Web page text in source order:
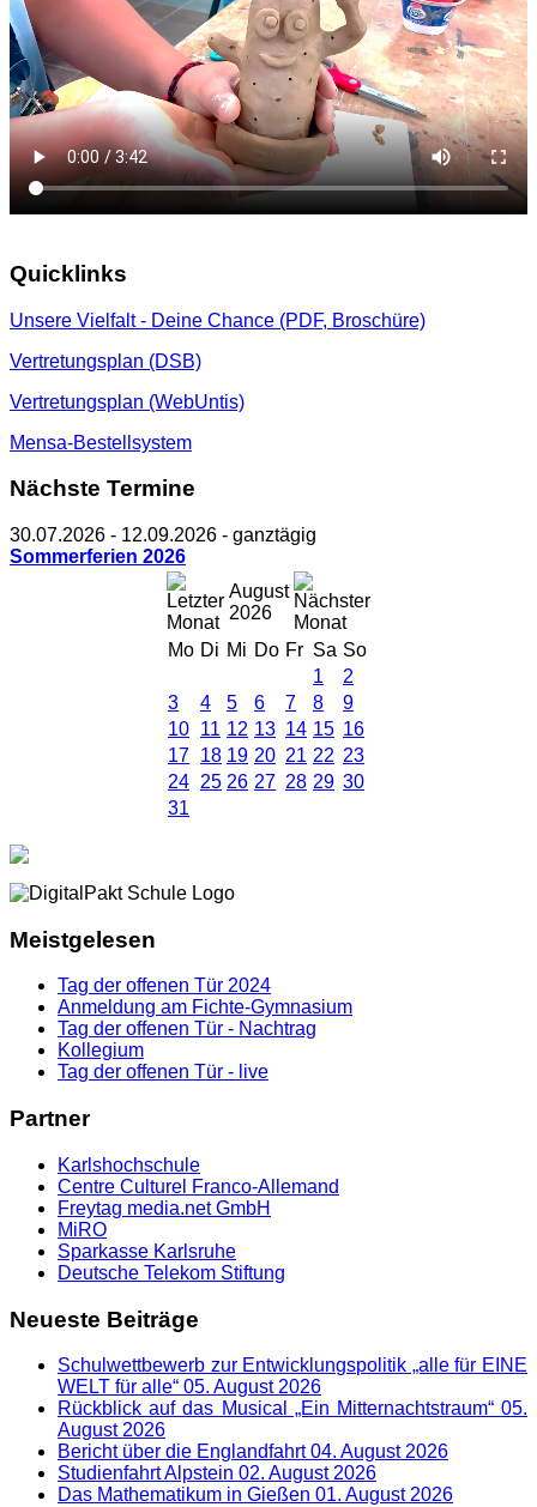
Quicklinks
Unsere Vielfalt - Deine Chance (PDF, Broschüre)
Vertretungsplan (DSB)
Vertretungsplan (WebUntis)
Mensa-Bestellsystem
Nächste Termine
30.07.2026 - 12.09.2026 - ganztägig
Sommerferien 2026
August
2026
Mo Di Mi Do Fr Sa So
1
2
3
4 5 6 7 8
9
10 11 12 13 14 15 16
17 18 19 20 21 22 23
24 25 26 27 28 29 30
31
Meistgelesen
Tag der offenen Tür 2024
Anmeldung am Fichte-Gymnasium
Tag der offenen Tür - Nachtrag
Kollegium
Tag der offenen Tür - live
Partner
Karlshochschule
Centre Culturel Franco-Allemand
Freytag media.net GmbH
MiRO
Sparkasse Karlsruhe
Deutsche Telekom Stiftung
Neueste Beiträge
Schulwettbewerb zur Entwicklungspolitik „alle für EINE
WELT für alle“ 05. August 2026
Rückblick auf das Musical „Ein Mitternachtstraum“ 05.
August 2026
Bericht über die Englandfahrt04. August 2026
Studienfahrt Alpstein 02. August 2026
Das Mathematikum in Gießen 01. August 2026